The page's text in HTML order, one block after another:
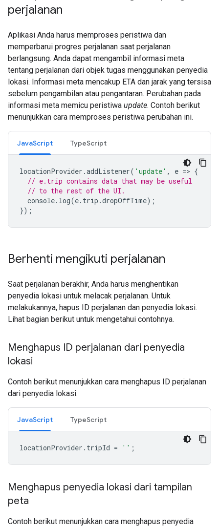
perjalanan
Aplikasi Anda harus memproses peristiwa dan
memperbarui progres perjalanan saat perjalanan
berlangsung. Anda dapat mengambil informasi meta
tentang perjalanan dari objek tugas menggunakan penyedia
lokasi. Informasi meta mencakup ETA dan jarak yang tersisa
sebelum pengambilan atau pengantaran. Perubahan pada
informasi meta memicu peristiwa update. Contoh berikut
menunjukkan cara memproses peristiwa perubahan ini.
JavaScript TypeScript
locationProvider .addListener( 'update' , e => {
// e.trip contains data that may be useful
// to the rest of the UI.
console. log(e. trip .dropOffTime);
});
Berhenti mengikuti perjalanan
Saat perjalanan berakhir, Anda harus menghentikan
penyedia lokasi untuk melacak perjalanan. Untuk
melakukannya, hapus ID perjalanan dan penyedia lokasi.
Lihat bagian berikut untuk mengetahui contohnya.
Menghapus ID perjalanan dari penyedia
lokasi
Contoh berikut menunjukkan cara menghapus ID perjalanan
dari penyedia lokasi.
JavaScript TypeScript
locationProvider . tripId = '' ;
Menghapus penyedia lokasi dari tampilan
peta
Contoh berikut menunjukkan cara menghapus penyedia